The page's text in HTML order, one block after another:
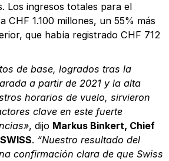
Los ingresos totales para el
CHF 1.100 millones, un 55% más
que había registrado CHF 712
de base, logrados tras la
a partir de 2021 y la alta
horarios de vuelo, sirvieron
clave en este fuerte
, dijo Markus Binkert, Chief
. “Nuestro resultado del
confirmación clara de que Swiss